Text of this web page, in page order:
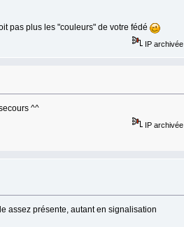
pas plus les "couleurs" de votre fédé
IP archivée
^^
IP archivée
assez présente, autant en signalisation